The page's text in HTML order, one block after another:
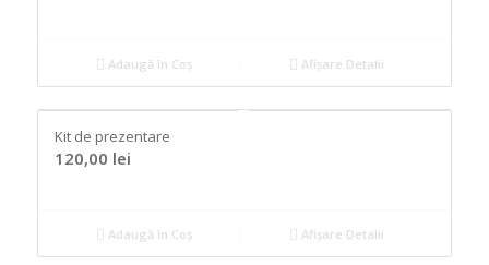
Adaugă în Coș Afișare Detalii
Kit de prezentare
120,00 lei
Adaugă în Coș Afișare Detalii